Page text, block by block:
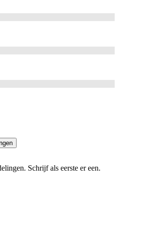
Schrijf als eerste er een.